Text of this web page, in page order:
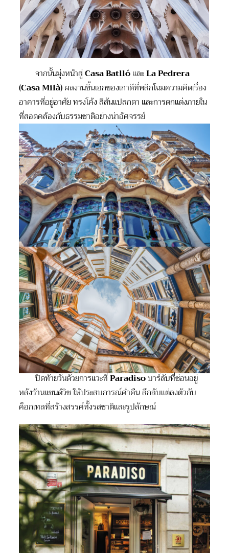
จากนั้นมุ่งหน้าสู่Casa BatllóและLa Pedrera
(Casa Milà)ผลงานชิ้นเอกของเกาดีที่พลิกโฉมความคิดเรื่อง
อาคารที่อยู่อาศัย ทรงโค้ง สีสันแปลกตา และการตกแต่งภายใน
ที่สอดคล้องกับธรรมชาติอย่างน่าอัศจรรย์
ปิดท้ายวันด้วยการแวะที่Paradisoบาร์ลับที่ซ่อนอยู่
หลังร้านแซนด์วิช ให้ประสบการณ์ค่ำคืน ลึกลับแต่ลงตัวกับ
ค็อกเทลที่สร้างสรรค์ทั้งรสชาติและรูปลักษณ์